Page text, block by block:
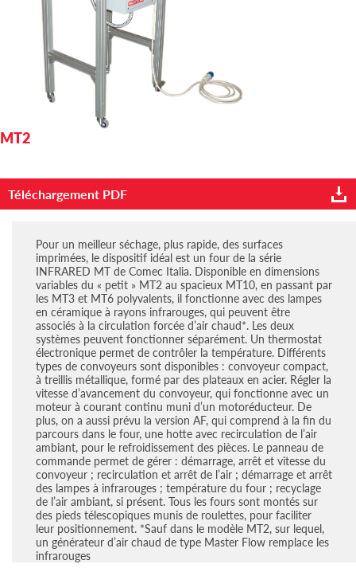
MT2
Téléchargement PDF
Pour un meilleur séchage, plus rapide, des surfaces
imprimées, le dispositif idéal est un four de la série
INFRARED MT de Comec Italia. Disponible en dimensions
variables du « petit » MT2 au spacieux MT10, en passant par
les MT3 et MT6 polyvalents, il fonctionne avec des lampes
en céramique à rayons infrarouges, qui peuvent être
associés à la circulation forcée d’air chaud*. Les deux
systèmes peuvent fonctionner séparément. Un thermostat
électronique permet de contrôler la température. Différents
types de convoyeurs sont disponibles : convoyeur compact,
à treillis métallique, formé par des plateaux en acier. Régler la
vitesse d’avancement du convoyeur, qui fonctionne avec un
moteur à courant continu muni d’un motoréducteur. De
plus, on a aussi prévu la version AF, qui comprend à la fin du
parcours dans le four, une hotte avec recirculation de l’air
ambiant, pour le refroidissement des pièces. Le panneau de
commande permet de gérer : démarrage, arrêt et vitesse du
convoyeur ; recirculation et arrêt de l’air ; démarrage et arrêt
des lampes à infrarouges ; température du four ; recyclage
de l’air ambiant, si présent. Tous les fours sont montés sur
des pieds télescopiques munis de roulettes, pour faciliter
leur positionnement. *Sauf dans le modèle MT2, sur lequel,
un générateur d’air chaud de type Master Flow remplace les
infrarouges